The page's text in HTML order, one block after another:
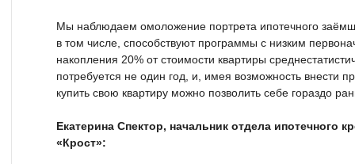
Мы наблюдаем омоложение портрета ипотечного
в том числе, способствуют программы с низким
накопления 20% от стоимости квартиры
потребуется не один год, и, имея возможность внести
купить свою квартиру можно позволить себе гораздо
Екатерина Спектор, начальник отдела ипотечного
«Крост»: